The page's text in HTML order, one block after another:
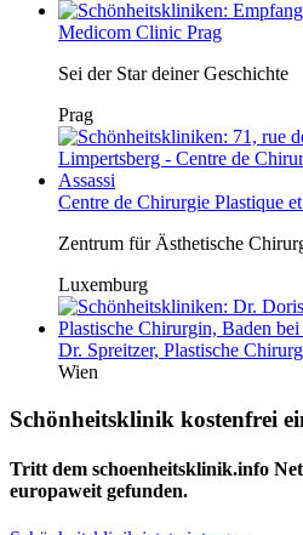
Medicom Clinic Prag
Sei der Star deiner Geschichte
Prag
Centre de Chirurgie Plastique
Zentrum für Ästhetische
Luxemburg
Dr. Spreitzer, Plastische
Wien
Schönheitsklinik kostenfrei
Tritt dem schoenheitsklinik.info
europaweit gefunden.